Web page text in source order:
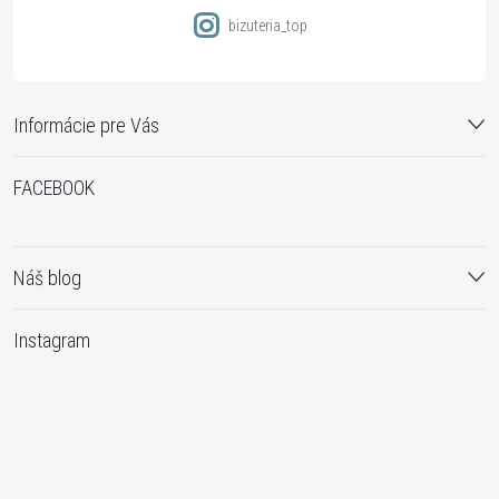
Informácie pre Vás
bizuteria_top
FACEBOOK
Náš blog
Instagram